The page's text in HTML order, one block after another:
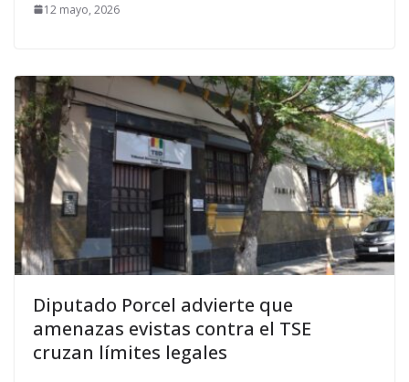
12 mayo, 2026
Diputado Porcel advierte que
amenazas evistas contra el TSE
cruzan límites legales